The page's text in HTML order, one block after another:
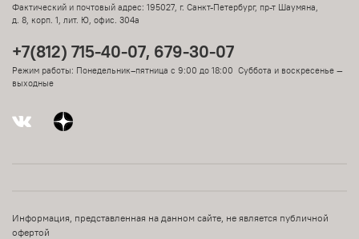
Фактический и почтовый адрес: 195027, г. Санкт-Петербург, пр-т Шаумяна,
д. 8, корп. 1, лит. Ю, офис. 304а
+7(812) 715-40-07, 679-30-07
Режим работы: Понедельник–пятница с 9:00 до 18:00 Суббота и воскресенье —
выходные
Информация, представленная на данном сайте, не является публичной
офертой